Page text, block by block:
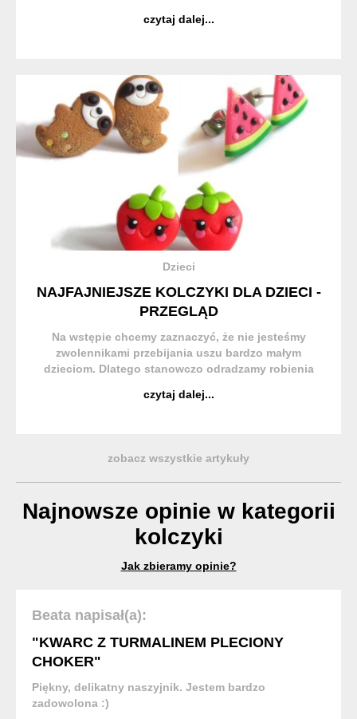
własnoręcznie tworzy te cudeńka. Twoje prace wyg...
czytaj dalej...
Dzieci
NAJFAJNIEJSZE KOLCZYKI DLA DZIECI -
PRZEGLĄD
Na wstępie chcemy zaznaczyć, że nie jesteśmy
zwolennikami przebijania uszu bardzo małym
dzieciom. Dlatego stanowczo odradzamy robienia
zdarza się nam widzieć przebite uszy już u
czytaj dalej...
zobacz wszystkie artykuły
Najnowsze opinie w kategorii
kolczyki
Jak zbieramy opinie?
Beata napisał(a):
"KWARC Z TURMALINEM PLECIONY
CHOKER"
Piękny, delikatny naszyjnik. Jestem bardzo
zadowolona :)